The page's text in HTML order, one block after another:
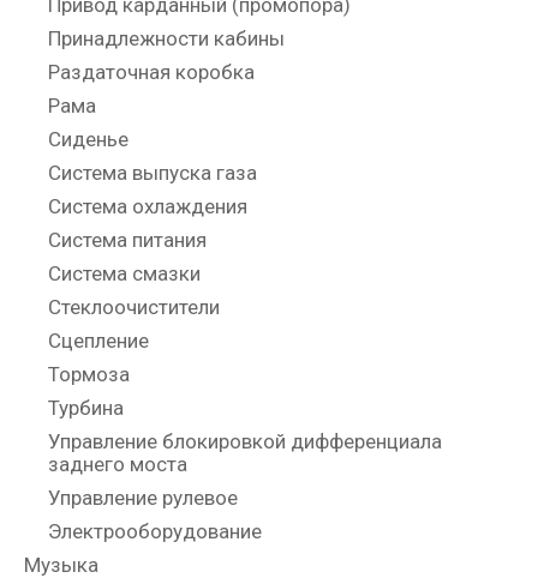
Привод карданный (промопора)
Принадлежности кабины
Раздаточная коробка
Рама
Сиденье
Система выпуска газа
Система охлаждения
Система питания
Система смазки
Стеклоочистители
Сцепление
Тормоза
Турбина
Управление блокировкой дифференциала
заднего моста
Управление рулевое
Электрооборудование
Музыка